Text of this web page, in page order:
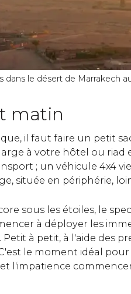
dans le désert de Marrakech
matin
il faut faire un petit
à votre hôtel ou
; un véhicule 4x4
située en périphérie,
sous les étoiles, le
à déployer les
à petit, à l'aide des
le moment idéal
l'impatience